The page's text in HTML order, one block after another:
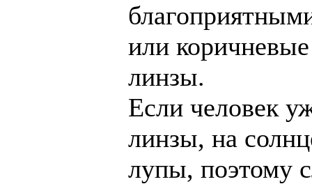
или
линзы.
Если человек
линзы, на
лупы, поэтому